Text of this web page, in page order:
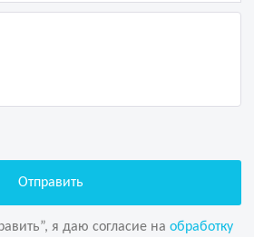
я даю согласие на обработку